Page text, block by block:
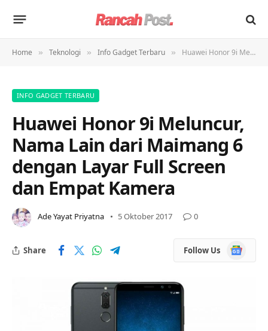
Home » Teknologi » Info Gadget Terbaru » Huawei Honor 9i Meluncur, Nama Lain dari Maimang 6 dengan Layar Full Screen dan Empat Kamera
INFO GADGET TERBARU
Huawei Honor 9i Meluncur,
Nama Lain dari Maimang 6
dengan Layar Full Screen
dan Empat Kamera
Ade Yayat Priyatna 5 Oktober 2017 0
Share Follow Us
Google
News